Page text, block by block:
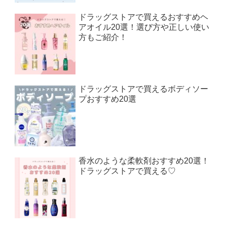
ドラッグストアで買えるおすすめヘ
アオイル20選！選び方や正しい使い
方もご紹介！
ドラッグストアで買えるボディソー
プおすすめ20選
香水のような柔軟剤おすすめ20選！
ドラッグストアで買える♡